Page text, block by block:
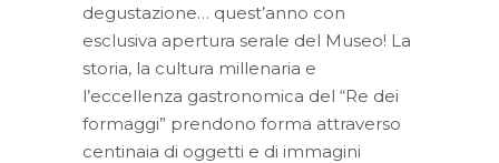
degustazione… quest’anno con
esclusiva apertura serale del Museo! La
storia, la cultura millenaria e
l’eccellenza gastronomica del “Re dei
formaggi” prendono forma attraverso
centinaia di oggetti e di immagini